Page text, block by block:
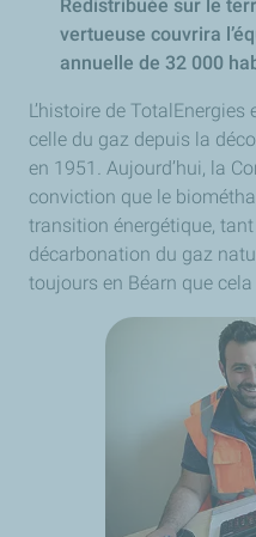
Redistribuée sur le
vertueuse couvrira
annuelle de 32 000
L’histoire de
celle du gaz depuis la
en 1951 . Aujourd’hui, la
conviction que le
transition énergétique,
décarbonation du gaz
toujours en Béarn que